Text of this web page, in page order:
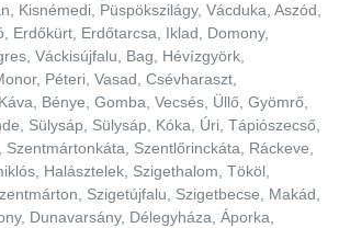
Kisnémedi, Püspökszilágy, Vácduka, Aszód,
Erdőkürt, Erdőtarcsa, Iklad, Domony,
Váckisújfalu, Bag, Hévízgyörk,
Péteri, Vasad, Csévharaszt,
Bénye, Gomba, Vecsés, Üllő, Gyömrő,
Sülysáp, Sülysáp, Kóka, Úri, Tápiószecső,
Szentlőrinckáta, Ráckeve,
Halásztelek, Szigethalom, Tököl,
Szigetújfalu, Szigetbecse, Makád,
Dunavarsány, Délegyháza, Áporka,